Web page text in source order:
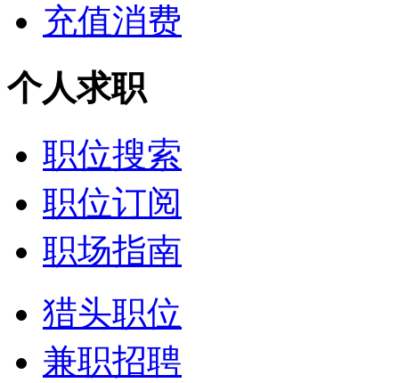
充值消费
个人求职
职位搜索
职位订阅
职场指南
猎头职位
兼职招聘